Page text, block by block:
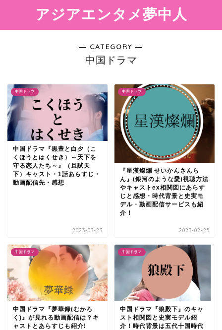
アジアエンタメ夢中人
― CATEGORY ―
中国ドラマ
中国ドラマ
中国ドラマ『黒豊と白夕（こ
くほうとはくせき）～天下を
守る恋人たち～』（且試天
下）キャスト・1話あらすじ・
動画配信先・感想
2023-03-23
中国ドラマ
『星漢燦爛 せいかんさんら
ん』(銀河のような愛)視聴方法
やキャストex相関図にあらす
じと感想・時代背景と史実モ
デル・動画配信サービスも紹
介！
2023-02-25
中国ドラマ
中国ドラマ『夢華録(むかろ
く)』が見れる動画配信は？キ
ャストとあらすじも紹介!
中国ドラマ
中国ドラマ『狼殿下』のキャ
スト相関図と史実モデル紹
介！時代背景は五代十国時代